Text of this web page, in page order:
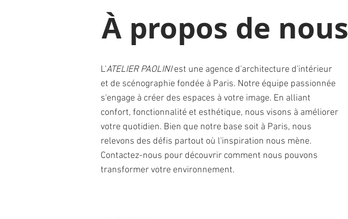
À propos de nous
L'ATELIER PAOLINIest une agence d'architecture d'intérieur
et de scénographie fondée à Paris. Notre équipe passionnée
s'engage à créer des espaces à votre image. En alliant
confort, fonctionnalité et esthétique, nous visons à améliorer
votre quotidien. Bien que notre base soit à Paris, nous
relevons des défis partout où l'inspiration nous mène.
Contactez-nous pour découvrir comment nous pouvons
transformer votre environnement.